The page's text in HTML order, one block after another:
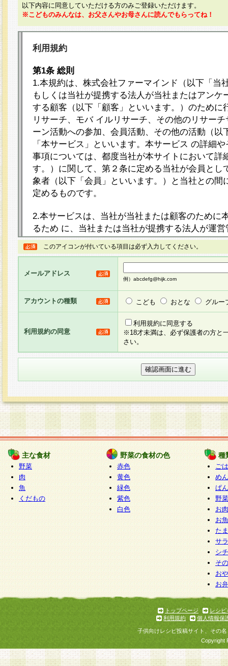
以下内容に同意していただける方のみご登録いただけます。
※こどものみんなは、お父さんやお母さんに読んでもらってね！
利用規約
第1条 総則
1.本規約は、株式会社ファーマインド（以下「当
もしくは当社が提携する法人が当社またはアンケ
する顧客（以下「顧客」といいます。）のために
リサーチ、モバ イルリサーチ、その他のリサー
ーン活動への参加、会員活動、その他の活動（以
「本サービス」といいます。本サービス の詳細
事項については、都度当社が本サイトにおいて詳
す。）に関して、第２条に定める当社が会員とし
象者（以下「会員」といいます。）と当社との間
定めるものです。
2.本サービスは、当社が当社または顧客のために
るため に、当社または当社が提携する法人が運
ト（以下「本サイト」といいます。）上に本サー
ージを設け、会員がアンケー ト調査に回答する
し、その結果を当社が集計・分析その他の利用を
るものです。なお、本サービスは、それぞれの目
員に対して本サービスの依頼を行うこともあり、
た全ての会員に対して本サービスの依頼をすると
りま す。
3.当社は、会員の事前の承諾を得ることなく、当
方 法・手段にて、本規約を任意に制定、変更ま
きるものとします。改定後の本規約等は、本規約
に掲示したときに、その 他の諸規定については
てその効力を生じるものとします。
4.本規約は、会員登録希望者による会員登録手続
の当社による会員登録の承認が完了した時点で会
たものとみなされ、会員に対して適用されるもの
5.当社がお聞きする個人情報は、すべて会員登録
で提 供いただいたものと考えております。従っ
自らの個人情報の提供を希望されない場合には、
をお預かりいたしません が、提供されないこと
商品やサービス等をご利用いただけない場合があ
了承ください。
6.当社は、お客様から当社が保有している個人情
加・ 利用停止等を求められた場合には、ご本人
て確認できた場合に限り、法令に準拠して合理的
いただきます。なお、開示 請求等の請求先は個
ります。
1.会員とは、本規約等を承諾のうえ、当社所定の
了し、当社が承認した者、グループとします。な
が以下に該当する場合は会員登録をすることがで
このアイコンが付いている項目は必ず入力してください。
メールアドレス
例）abcdefg@hijk.com
アカウントの種類 こども おとな グルー
利用規約の同意
利用規約に同意する
※18才未満は、必ず保護者の方と
さい。
主な食材
野菜
肉
魚
くだもの
野菜の食材の色
赤色
黄色
緑色
紫色
白色
種
ご
めん
ぱん
野
お
お
た
サ
シ
そ
お
お
トップページ
レシピ
利用規約
個人情報保
子供向けレシピ投稿サイト、その
Copyright